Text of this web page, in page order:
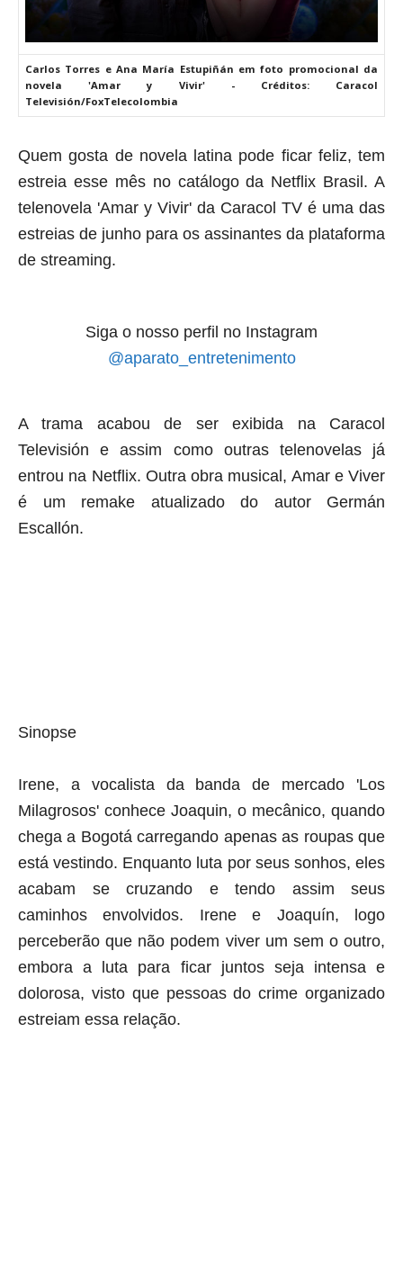
Carlos Torres e Ana María Estupiñán em foto promocional da
novela 'Amar y Vivir' - Créditos: Caracol
Televisión/FoxTelecolombia
Quem gosta de novela latina pode ficar feliz, tem
estreia esse mês no catálogo da Netflix Brasil. A
telenovela 'Amar y Vivir' da Caracol TV é uma das
estreias de junho para os assinantes da plataforma
de streaming.
Siga o nosso perfil no Instagram
@aparato_entretenimento
A trama acabou de ser exibida na Caracol
Televisión e assim como outras telenovelas já
entrou na Netflix. Outra obra musical, Amar e Viver
é um remake atualizado do autor Germán
Escallón.
Sinopse
Irene, a vocalista da banda de mercado 'Los
Milagrosos' conhece Joaquin, o mecânico, quando
chega a Bogotá carregando apenas as roupas que
está vestindo. Enquanto luta por seus sonhos, eles
acabam se cruzando e tendo assim seus
caminhos envolvidos. Irene e Joaquín, logo
perceberão que não podem viver um sem o outro,
embora a luta para ficar juntos seja intensa e
dolorosa, visto que pessoas do crime organizado
estreiam essa relação.